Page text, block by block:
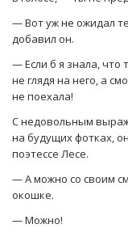
— Вот уж не ожидал
добавил он.
— Если б я знала, что
не глядя на него, а
не поехала!
С недовольным
на будущих фотках,
поэтессе Лесе.
— А можно со своим
окошке.
— Можно!